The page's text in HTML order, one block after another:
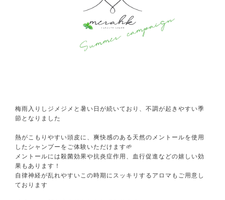
梅雨入りしジメジメと暑い日が続いており、不調が起きやすい季
節となりました
熱がこもりやすい頭皮に、爽快感のある天然のメントールを使用
したシャンプーをご体験いただけます🌱
メントールには殺菌効果や抗炎症作用、血行促進などの嬉しい効
果もあります！
自律神経が乱れやすいこの時期にスッキリするアロマもご用意し
ております